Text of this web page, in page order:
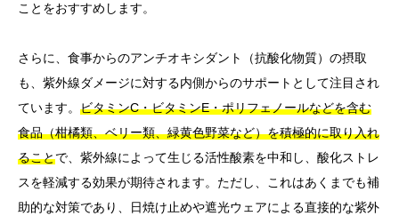
ことをおすすめします。
さらに、食事からのアンチオキシダント（抗酸化物質）の摂取
も、紫外線ダメージに対する内側からのサポートとして注目され
ています。 ビタミンC・ビタミンE・ポリフェノールなどを含む
食品（柑橘類、ベリー類、緑黄色野菜など）を積極的に取り入れ
ることで、紫外線によって生じる活性酸素を中和し、酸化ストレ
スを軽減する効果が期待されます。ただし、これはあくまでも補
助的な対策であり、日焼け止めや遮光ウェアによる直接的な紫外